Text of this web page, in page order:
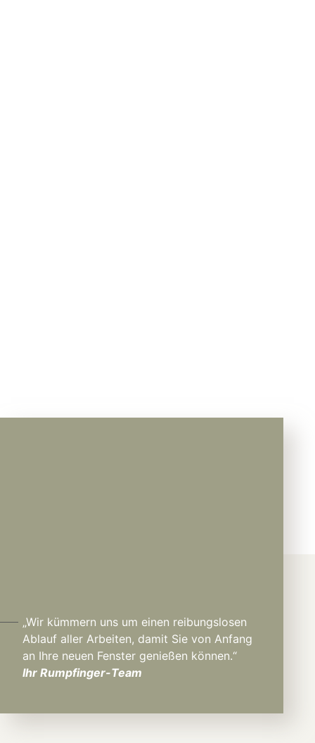
„Wir kümmern uns um einen reibungslosen
Ablauf aller Arbeiten, damit Sie von Anfang
an Ihre neuen Fenster genießen können.“
Ihr Rumpfinger-Team